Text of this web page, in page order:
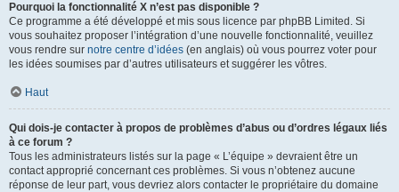
Pourquoi la fonctionnalité X n’est pas disponible ?
Ce programme a été développé et mis sous licence par phpBB Limited. Si
vous souhaitez proposer l’intégration d’une nouvelle fonctionnalité, veuillez
vous rendre sur notre centre d’idées (en anglais) où vous pourrez voter pour
les idées soumises par d’autres utilisateurs et suggérer les vôtres.
Haut
Qui dois-je contacter à propos de problèmes d’abus ou d’ordres légaux liés
à ce forum ?
Tous les administrateurs listés sur la page « L’équipe » devraient être un
contact approprié concernant ces problèmes. Si vous n’obtenez aucune
réponse de leur part, vous devriez alors contacter le propriétaire du domaine